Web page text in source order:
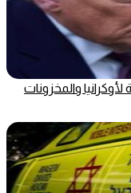
والمخزونات